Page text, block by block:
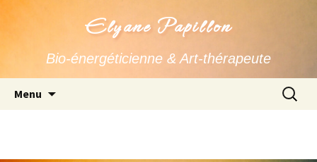
Elyane Papillon
Bio-énergéticienne & Art-thérapeute
Menu